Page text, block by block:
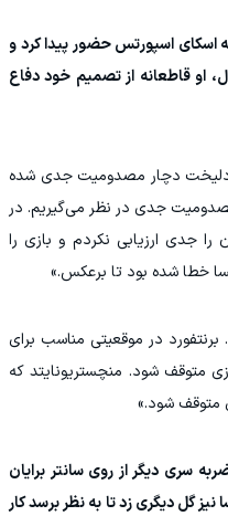
اسکای اسپورتس حضور پیدا کرد و
او قاطعانه از تصمیم خود دفاع
دلیخت دچار مصدومیت جدی شده
جدی در نظر می‌گیریم. در
جدی ارزیابی نکردم و بازی را
خطا شده بود تا برعکس.»
برنتفورد در موقعیتی مناسب برای
متوقف شود. منچستریونایتد که
متوقف شود.»
سری دیگر از روی سانتر برایان
گل دیگری زد تا به نظر برسد کار